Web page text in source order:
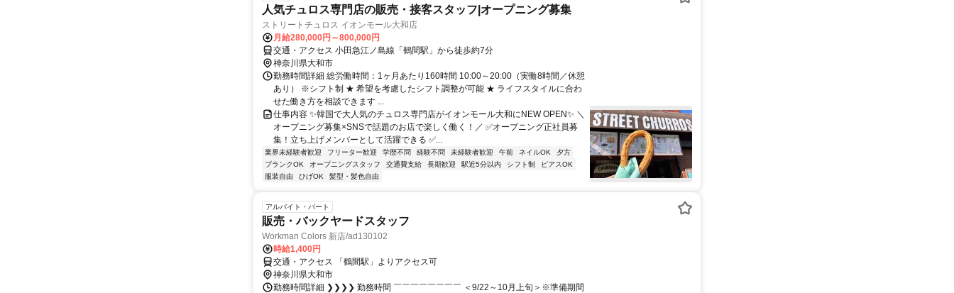
人気チュロス専門店の販売・接客スタッフ|オープニング募集
ストリートチュロス イオンモール大和店
月給280,000円～800,000円
交通・アクセス 小田急江ノ島線「鶴間駅」から徒歩約7分
神奈川県大和市
勤務時間詳細 総労働時間：1ヶ月あたり160時間 10:00～20:00（実働8時間／休憩
あり） ※シフト制 ★ 希望を考慮したシフト調整が可能 ★ ライフスタイルに合わ
せた働き方を相談できます ...
仕事内容 ✨韓国で大人気のチュロス専門店がイオンモール大和にNEW OPEN✨ ＼
オープニング募集×SNSで話題のお店で楽しく働く！／ ✅オープニング正社員募
集！立ち上げメンバーとして活躍できる ✅...
業界未経験者歓迎 フリーター歓迎 学歴不問 経験不問 未経験者歓迎 午前 ネイルOK
夕方
ブランクOK
オープニングスタッフ 交通費支給 長期歓迎 駅近5分以内 シフト制
ピアスOK
服装自由
ひげOK 髪型・髪色自由
アルバイト・パート
販売・バックヤードスタッフ
Workman Colors 新店/ad130102
時給1,400円
交通・アクセス 「鶴間駅」よりアクセス可
神奈川県大和市
勤務時間詳細 ❯❯❯❯ 勤務時間 ￣￣￣￣￣￣￣￣ ＜9/22～10月上旬＞※準備期間